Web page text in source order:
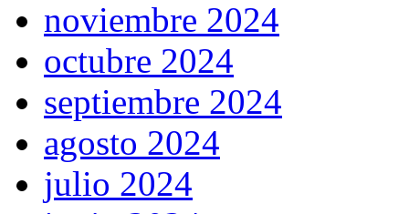
noviembre 2024
octubre 2024
septiembre 2024
agosto 2024
julio 2024